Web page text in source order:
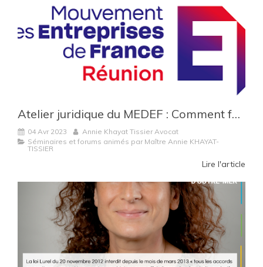
Atelier juridique du MEDEF : Comment faire face aux contrôles de la deets et/ou de l'autorité de la concurrence ?
04 Avr 2023
Annie Khayat Tissier Avocat
Séminaires et forums animés par Maître Annie KHAYAT-
TISSIER
Lire l'article